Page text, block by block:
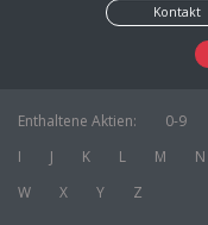
Kontakt
Enthaltene Aktien: 0-9
I
J K L M N
W
X Y Z